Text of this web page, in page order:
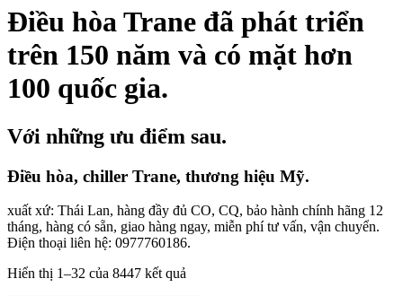
Điều hòa Trane đã phát triển
trên 150 năm và có mặt hơn
100 quốc gia.
Với những ưu điểm sau.
Điều hòa, chiller Trane, thương hiệu Mỹ.
xuất xứ: Thái Lan, hàng đầy đủ CO, CQ, bảo hành chính hãng 12
tháng, hàng có sẵn, giao hàng ngay, miễn phí tư vấn, vận chuyển.
Điện thoại liên hệ: 0977760186.
Hiển thị 1–32 của 8447 kết quả